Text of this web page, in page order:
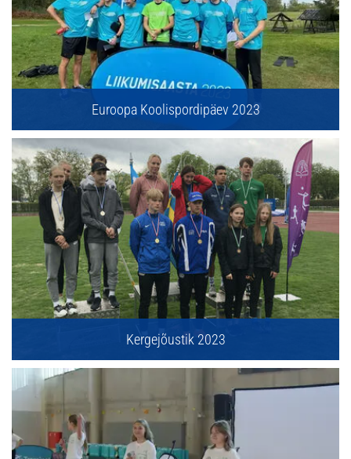
Euroopa Koolispordipäev 2023
Kergejõustik 2023